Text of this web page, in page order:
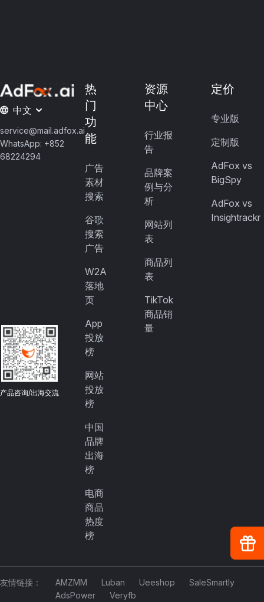
中文
service@mail.adfox.ai
WhatsApp: +852
68224294
产品咨询/出海交流
热
门
功
能
广告
素材
搜索
谷歌
搜索
广告
W2A
落地
页
App
投放
榜
网站
投放
榜
中国
品牌
出海
榜
电商
商品
热度
榜
资源
中心
行业报
告
品牌案
例与分
析
网站列
表
商品列
表
TikTok
商品销
量
定价
专业版
定制版
AdFox vs
BigSpy
AdFox vs
Insightrackr
友情链接： AMZMM Luban Ueeshop
SaleSmartly
AdsPower
Veryfb